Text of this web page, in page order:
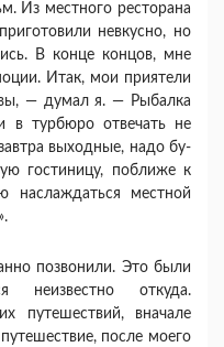
Из мест­ного ресторана
невкусно, но
В конце концов, мне
Итак, мои приятели
— думал я. — Рыбалка
в турбюро отвечать не
выходные, надо бу­
гостиницу, поближе к
наслаждаться мест­ной
позвонили. Это были
неизвестно от­куда.
путешествий, вначале
после моего